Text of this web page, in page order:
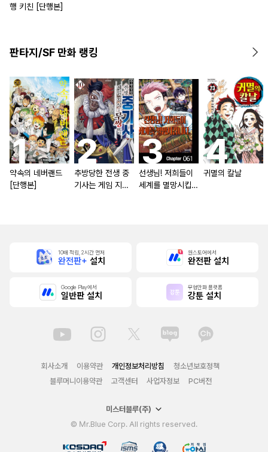
행 키친 [단행본]
판타지/SF 만화 랭킹
약속의 네버랜드
[단행본]
추방당한 전생 중
기사는 게임 지식
선생님! 저희들이
세계를 멸망시킵니
귀멸의 칼날
10배 적립, 2시간 먼저
완전판+ 설치
원스토어에서
완전판 설치
Google Play에서
일반판 설치
무협만화 플랫폼
강툰 설치
회사소개 이용약관 개인정보처리방침
청소년보호정책
블루머니이용약관
고객센터 사업자정보 PC버전
미스터블루(주)
© Mr.Blue Corp. All rights reserved.